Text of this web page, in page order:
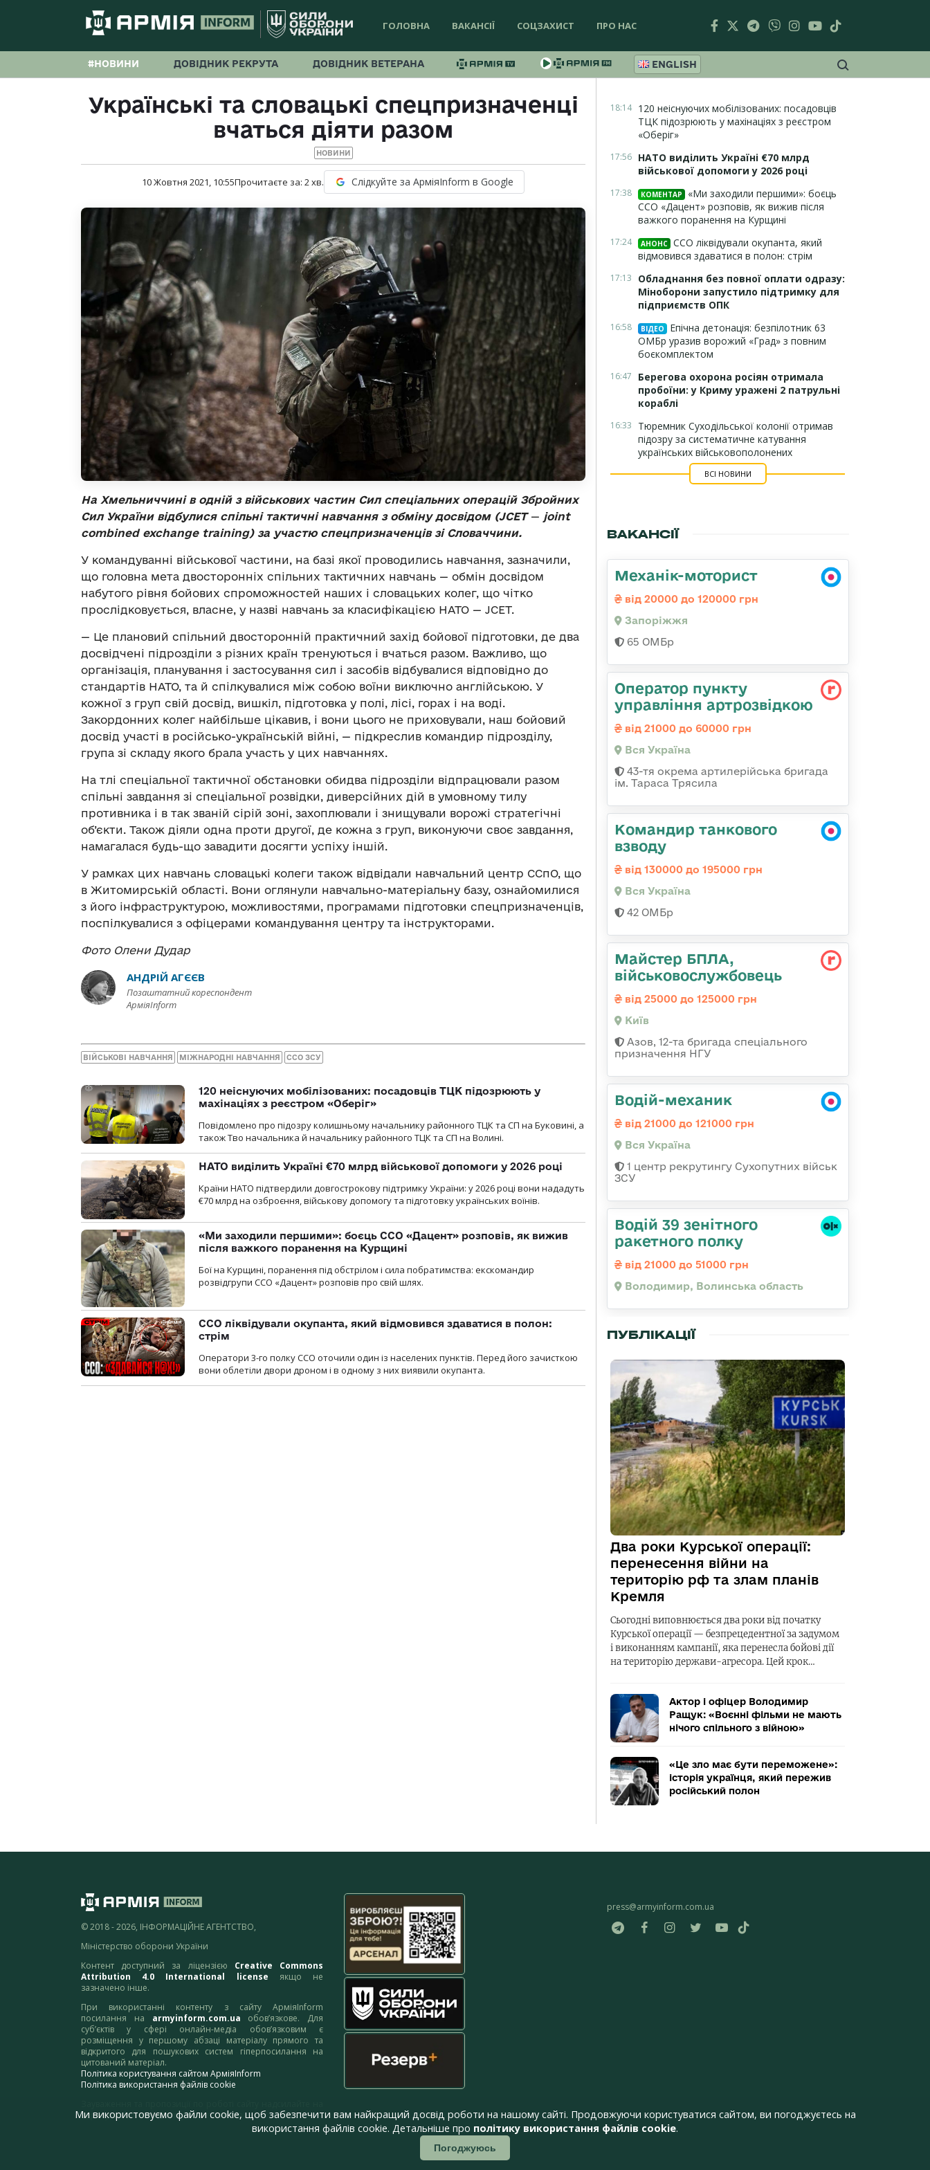
ГОЛОВНА ВАКАНСІЇ СОЦЗАХИСТ ПРО НАС
#НОВИНИ ДОВІДНИК РЕКРУТА ДОВІДНИК ВЕТЕРАНА ENGLISH
Українські та словацькі спецпризначенці
вчаться діяти разом
НОВИНИ
10 Жовтня 2021, 10:55Прочитаєте за: 2хв. Слідкуйте за АрміяInform в Google
На Хмельниччині в одній з військових частин Сил спеціальних операцій Збройних
Сил України відбулися спільні тактичні навчання з обміну досвідом (JCET— joint
combined exchange training) за участю спецпризначенців зі Словаччини.
У командуванні військової частини, на базі якої проводились навчання, зазначили,
що головна мета двосторонніх спільних тактичних навчань — обмін досвідом
набутого рівня бойових спроможностей наших і словацьких колег, що чітко
прослідковується, власне, у назві навчань за класифікацією НАТО — JCET.
— Це плановий спільний двосторонній практичний захід бойової підготовки, де два
досвідчені підрозділи з різних країн тренуються і вчаться разом. Важливо, що
організація, планування і застосування сил і засобів відбувалися відповідно до
стандартів НАТО, та й спілкувалися між собою воїни виключно англійською. У
кожної з груп свій досвід, вишкіл, підготовка у полі, лісі, горах і на воді.
Закордонних колег найбільше цікавив, і вони цього не приховували, наш бойовий
досвід участі в російсько-українській війні, — підкреслив командир підрозділу,
група зі складу якого брала участь у цих навчаннях.
На тлі спеціальної тактичної обстановки обидва підрозділи відпрацювали разом
спільні завдання зі спеціальної розвідки, диверсійних дій в умовному тилу
противника і в так званій сірій зоні, захоплювали і знищували ворожі стратегічні
об’єкти. Також діяли одна проти другої, де кожна з груп, виконуючи своє завдання,
намагалася будь-що завадити досягти успіху іншій.
У рамках цих навчань словацькі колеги також відвідали навчальний центр ССпО, що
в Житомирській області. Вони оглянули навчально-матеріальну базу, ознайомилися
з його інфраструктурою, можливостями, програмами підготовки спецпризначенців,
поспілкувалися з офіцерами командування центру та інструкторами.
Фото Олени Дудар
АНДРІЙ АГЄЄВ
Позаштатний кореспондент
АрміяInform
ВІЙСЬКОВІ НАВЧАННЯ МІЖНАРОДНІ НАВЧАННЯ ССО ЗСУ
120 неіснуючих мобілізованих: посадовців ТЦК підозрюють у
махінаціях з реєстром «Оберіг»
Повідомлено про підозру колишньому начальнику районного ТЦК та СП на Буковині, а
також Тво начальника й начальнику районного ТЦК та СП на Волині.
НАТО виділить Україні €70 млрд військової допомоги у 2026 році
Країни НАТО підтвердили довгострокову підтримку України: у 2026 році вони нададуть
€70 млрд на озброєння, військову допомогу та підготовку українських воїнів.
«Ми заходили першими»: боєць ССО «Дацент» розповів, як вижив
після важкого поранення на Курщині
Бої на Курщині, поранення під обстрілом і сила побратимства: екскомандир
розвідгрупи ССО «Дацент» розповів про свій шлях.
ССО ліквідували окупанта, який відмовився здаватися в полон:
стрім
Оператори 3-го полку ССО оточили один із населених пунктів. Перед його зачисткою
вони облетіли двори дроном і в одному з них виявили окупанта.
18:14 120 неіснуючих мобілізованих: посадовців
ТЦК підозрюють у махінаціях з реєстром
«Оберіг»
17:56 НАТО виділить Україні €70 млрд
військової допомоги у 2026 році
17:38 КОМЕНТАР
«Ми заходили першими»: боєць
ССО «Дацент» розповів, як вижив після
важкого поранення на Курщині
17:24 АНОНС ССО ліквідували окупанта, який
відмовився здаватися в полон: стрім
17:13
Обладнання без повної оплати одразу:
Міноборони запустило підтримку для
підприємств ОПК
16:58 ВІДЕО
Епічна детонація: безпілотник 63
ОМБр уразив ворожий «Град» з повним
боєкомплектом
16:47
Берегова охорона росіян отримала
пробоїни: у Криму уражені 2 патрульні
кораблі
16:33
Тюремник Суходільської колонії отримав
підозру за систематичне катування
українських військовополонених
ВСІ НОВИНИ
ВАКАНСІЇ
Механік-моторист
від 20000 до 120000 грн
Запоріжжя
65 ОМБр
Оператор пункту
управління артрозвідкою
від 21000 до 60000 грн
Вся Україна
43-тя окрема артилерійська бригада
ім. Тараса Трясила
Командир танкового
взводу
від 130000 до 195000 грн
Вся Україна
42 ОМБр
Майстер БПЛА,
військовослужбовець
від 25000 до 125000 грн
Київ
Азов, 12-та бригада спеціального
призначення НГУ
Водій-механик
від 21000 до 121000 грн
Вся Україна
1 центр рекрутингу Сухопутних військ
ЗСУ
Водій 39 зенітного
ракетного полку
від 21000 до 51000 грн
Володимир, Волинська область
ПУБЛІКАЦІЇ
Два роки Курської операції:
перенесення війни на
територію рф та злам планів
Кремля
Сьогодні виповнюється два роки від початку
Курської операції — безпрецедентної за задумом
і виконанням кампанії, яка перенесла бойові дії
на територію держави-агресора. Цей крок…
Актор і офіцер Володимир
Ращук: «Воєнні фільми не мають
нічого спільного з війною»
«Це зло має бути переможене»:
історія українця, який пережив
російський полон
© 2018 - 2026, ІНФОРМАЦІЙНЕ АГЕНТСТВО,
Міністерство оборони України
Контент доступний за ліцензією Creative Commons
Attribution 4.0 International license якщо не
зазначено інше.
При використанні контенту з сайту АрміяInform
посилання на armyinform.com.ua обов’язкове. Для
суб’єктів у сфері онлайн-медіа обов’язковим є
розміщення у першому абзаці матеріалу прямого та
відкритого для пошукових систем гіперпосилання на
цитований матеріал.
Політика користування сайтом АрміяInform
Політика використання файлів cookie
адресу:webmaster@armyinform.com.ua
press@armyinform.com.ua
Ми використовуємо файли cookie, щоб забезпечити вам найкращий досвід роботи на нашому сайті. Продовжуючи користуватися сайтом, ви погоджуєтесь на
використання файлів cookie. Детальніше про політику використання файлів cookie.
Погоджуюсь